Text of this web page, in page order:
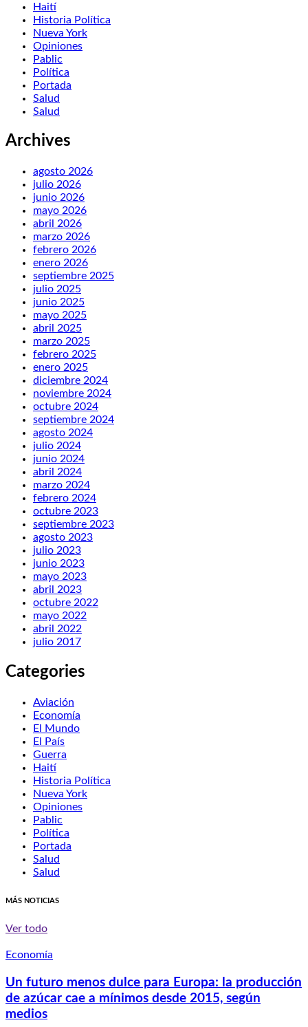
Haití
Historia Política
Nueva York
Opiniones
Pablic
Política
Portada
Salud
Salud
Archives
agosto 2026
julio 2026
junio 2026
mayo 2026
abril 2026
marzo 2026
febrero 2026
enero 2026
septiembre 2025
julio 2025
junio 2025
mayo 2025
abril 2025
marzo 2025
febrero 2025
enero 2025
diciembre 2024
noviembre 2024
octubre 2024
septiembre 2024
agosto 2024
julio 2024
junio 2024
abril 2024
marzo 2024
febrero 2024
octubre 2023
septiembre 2023
agosto 2023
julio 2023
junio 2023
mayo 2023
abril 2023
octubre 2022
mayo 2022
abril 2022
julio 2017
Categories
Aviación
Economía
El Mundo
El País
Guerra
Haití
Historia Política
Nueva York
Opiniones
Pablic
Política
Portada
Salud
Salud
MÁS NOTICIAS
Ver todo
Economía
Un futuro menos dulce para Europa: la producción
de azúcar cae a mínimos desde 2015, según
medios